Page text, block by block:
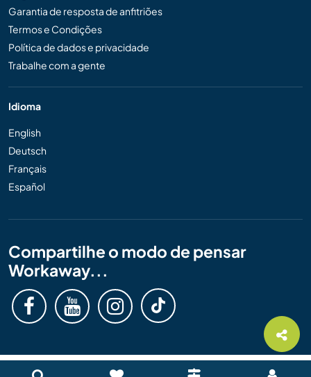
Garantia de resposta de anfitriões
Termos e Condições
Política de dados e privacidade
Trabalhe com a gente
Idioma
English
Deutsch
Français
Español
Compartilhe o modo de pensar
Workaway...